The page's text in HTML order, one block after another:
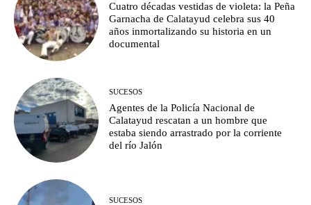
Cuatro décadas vestidas de violeta: la Peña
Garnacha de Calatayud celebra sus 40
años inmortalizando su historia en un
documental
SUCESOS
Agentes de la Policía Nacional de
Calatayud rescatan a un hombre que
estaba siendo arrastrado por la corriente
del río Jalón
SUCESOS